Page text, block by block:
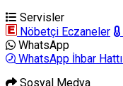
Servisler
Nöbetçi Eczaneler
WhatsApp
WhatsApp İhbar Hattı
Sosyal Medya